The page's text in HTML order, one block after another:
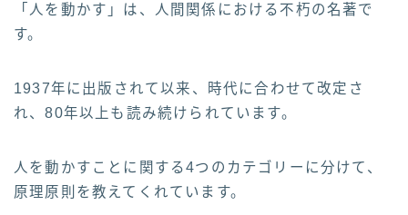
「人を動かす」は、人間関係における不朽の名著で
す。
1937年に出版されて以来、時代に合わせて改定さ
れ、80年以上も読み続けられています。
人を動かすことに関する4つのカテゴリーに分けて、
原理原則を教えてくれています。